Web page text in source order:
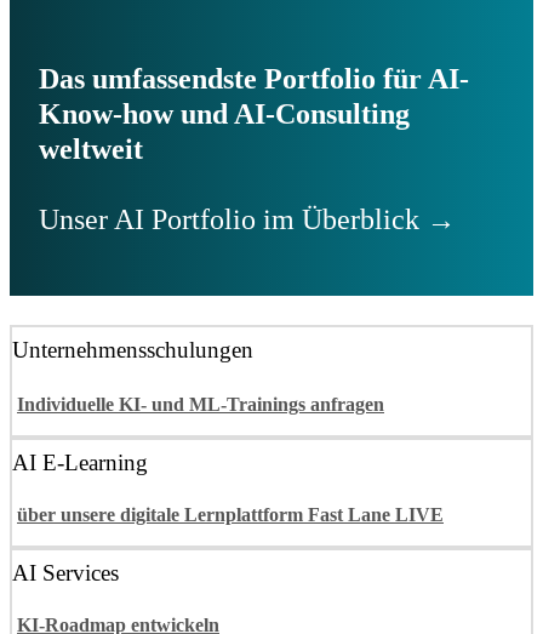
Das umfassendste Portfolio für AI-
Know-how und AI-Consulting
weltweit
Unser AI Portfolio im Überblick →
Unternehmensschulungen
Individuelle KI- und ML-Trainings anfragen
AI E-Learning
über unsere digitale Lernplattform Fast Lane LIVE
AI Services
KI-Roadmap entwickeln